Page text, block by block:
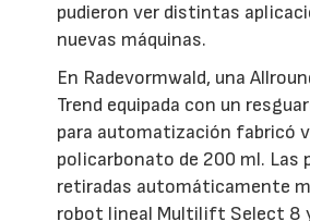
pudieron ver distintas
nuevas máquinas.
En Radevormwald, una
Trend equipada con un
para automatización fabricó
policarbonato de 200 ml. Las
retiradas automáticamente
robot lineal Multilift Select 8